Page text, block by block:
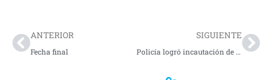
ANTERIOR
Fecha final
SIGUIENTE
Policía logró incautación de producto hidrobiológico en Nariño